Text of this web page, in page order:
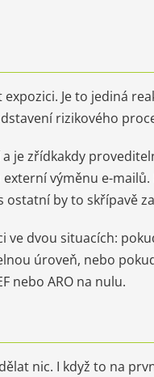
Je to jediná
rizikového
je zřídkakdy
výměnu e-
by to skřípavě
dvou situacích:
úroveň, nebo
nebo ARO na nulu.
nic. I když to na